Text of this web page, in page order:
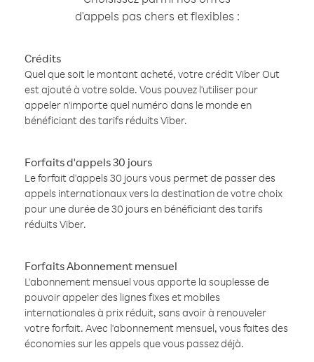
d'appels pas chers et flexibles :
Crédits
Quel que soit le montant acheté, votre crédit Viber Out
est ajouté à votre solde. Vous pouvez l'utiliser pour
appeler n'importe quel numéro dans le monde en
bénéficiant des tarifs réduits Viber.
Forfaits d'appels 30 jours
Le forfait d'appels 30 jours vous permet de passer des
appels internationaux vers la destination de votre choix
pour une durée de 30 jours en bénéficiant des tarifs
réduits Viber.
Forfaits Abonnement mensuel
L'abonnement mensuel vous apporte la souplesse de
pouvoir appeler des lignes fixes et mobiles
internationales à prix réduit, sans avoir à renouveler
votre forfait. Avec l'abonnement mensuel, vous faites des
économies sur les appels que vous passez déjà.